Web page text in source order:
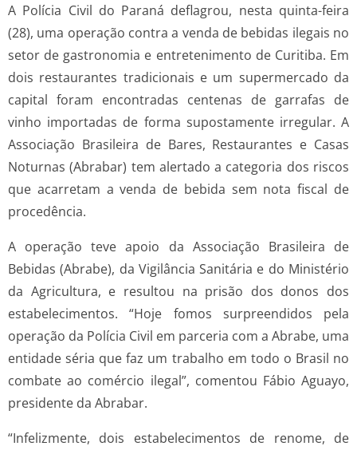
A Polícia Civil do Paraná deflagrou, nesta quinta-feira
(28), uma operação contra a venda de bebidas ilegais no
setor de gastronomia e entretenimento de Curitiba. Em
dois restaurantes tradicionais e um supermercado da
capital foram encontradas centenas de garrafas de
vinho importadas de forma supostamente irregular. A
Associação Brasileira de Bares, Restaurantes e Casas
Noturnas (Abrabar) tem alertado a categoria dos riscos
que acarretam a venda de bebida sem nota fiscal de
procedência.
A operação teve apoio da Associação Brasileira de
Bebidas (Abrabe), da Vigilância Sanitária e do Ministério
da Agricultura, e resultou na prisão dos donos dos
estabelecimentos. “Hoje fomos surpreendidos pela
operação da Polícia Civil em parceria com a Abrabe, uma
entidade séria que faz um trabalho em todo o Brasil no
combate ao comércio ilegal”, comentou Fábio Aguayo,
presidente da Abrabar.
“Infelizmente, dois estabelecimentos de renome, de